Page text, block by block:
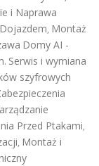
i Naprawa
, Montaż
Domy AI -
. Serwis i wymiana
szyfrowych
Przed Ptakami,
, Montaż i